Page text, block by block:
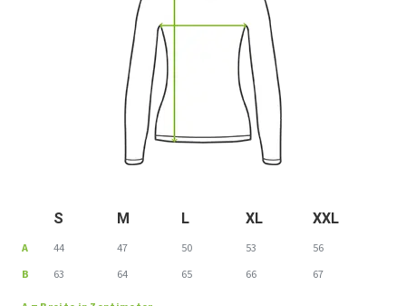
S M L XL XXL
A 44 47 50 53
56
B
63 64 65 66 67